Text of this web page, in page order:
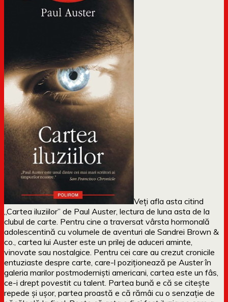
Veți afla asta citind
„Cartea iluziilor” de Paul Auster, lectura de luna asta de la
clubul de carte. Pentru cine a traversat vârsta hormonală
adolescentină cu volumele de aventuri ale Sandrei Brown &
co., cartea lui Auster este un prilej de aduceri aminte,
vinovate sau nostalgice. Pentru cei care au crezut cronicile
entuziaste despre carte, care-l poziționează pe Auster în
galeria marilor postmoderniști americani, cartea este un fâs,
ce-i drept povestit cu talent. Partea bună e că se citește
repede și ușor, partea proastă e că rămâi cu o senzație de